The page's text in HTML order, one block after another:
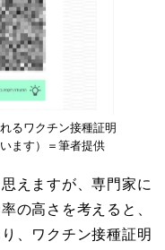
るワクチン接種証明
ます）＝筆者提供
えますが、専門家に
の高さを考えると、
、ワクチン接種証明